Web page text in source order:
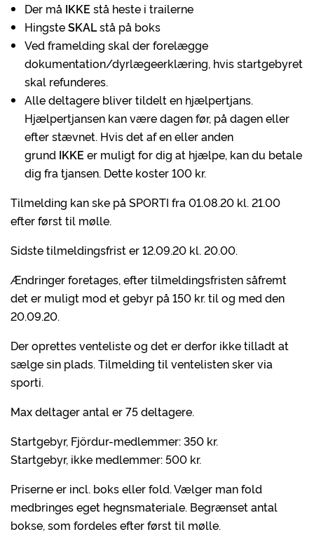
Der må IKKE stå heste i trailerne
HingsteSKALstå på boks
Ved framelding skal der forelægge
dokumentation/dyrlægeerklæring, hvis startgebyret
skal refunderes.
Alle deltagere bliver tildelt en hjælpertjans.
Hjælpertjansen kan være dagen før, på dagen eller
efter stævnet. Hvis det af en eller anden
grund IKKE er muligt for dig at hjælpe, kan du betale
dig fra tjansen. Dette koster 100 kr.
Tilmelding kan ske på SPORTI fra 01.08.20 kl. 21.00
efter først til mølle.
Sidste tilmeldingsfrist er 12.09.20 kl. 20.00.
Ændringer foretages, efter tilmeldingsfristen såfremt
det er muligt mod et gebyr på 150 kr. til og med den
20.09.20.
Der oprettes venteliste og det er derfor ikke tilladt at
sælge sin plads. Tilmelding til ventelisten sker via
sporti.
Max deltager antal er 75 deltagere.
Startgebyr, Fjördur-medlemmer: 350 kr.
Startgebyr, ikke medlemmer: 500 kr.
Priserne er incl. boks eller fold. Vælger man fold
medbringes eget hegnsmateriale. Begrænset antal
bokse, som fordeles efter først til mølle.